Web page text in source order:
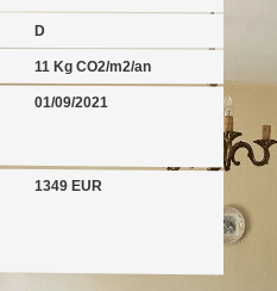
D
11 Kg CO2/m2/an
01/09/2021
1349 EUR